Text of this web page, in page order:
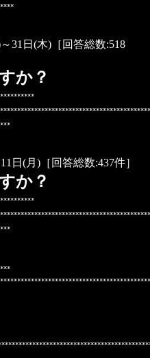
31日(木)［回答総数:518
か？
日(月)［回答総数:437件］
か？